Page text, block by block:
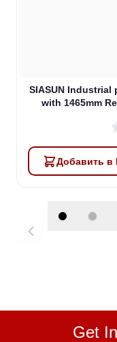
SIASUN Industrial
with 1465mm
Добавить в
Get